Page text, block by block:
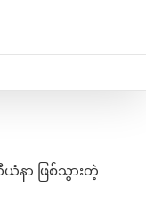
ာ ဖြစ်သွားတဲ့